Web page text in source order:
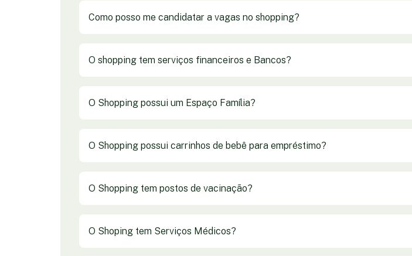
Como posso me candidatar a vagas no shopping?
O shopping tem serviços financeiros e Bancos?
O Shopping possui um Espaço Família?
O Shopping possui carrinhos de bebê para empréstimo?
O Shopping tem postos de vacinação?
O Shoping tem Serviços Médicos?